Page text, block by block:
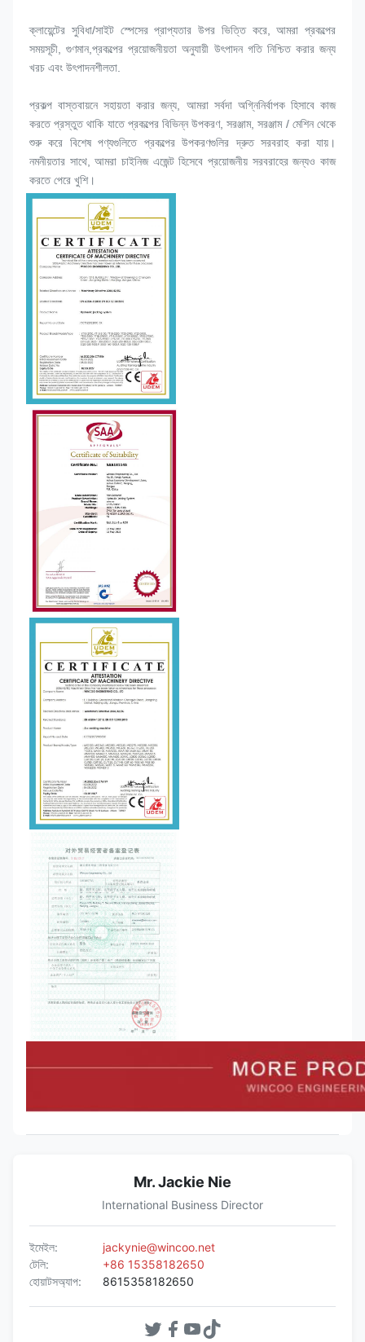
ক্লায়েন্টের সুবিধা/সাইট স্পেসের প্রাপ্যতার উপর ভিত্তি করে, আমরা প্রকল্পের
সময়সূচী, গুণমান,প্রকল্পের প্রয়োজনীয়তা অনুযায়ী উৎপাদন গতি নিশ্চিত করার জন্য
খরচ এবং উৎপাদনশীলতা.
প্রকল্প বাস্তবায়নে সহায়তা করার জন্য, আমরা সর্বদা অগ্নিনির্বাপক হিসাবে কাজ
করতে প্রস্তুত থাকি যাতে প্রকল্পের বিভিন্ন উপকরণ, সরঞ্জাম, সরঞ্জাম / মেশিন থেকে
শুরু করে বিশেষ পণ্যগুলিতে প্রকল্পের উপকরণগুলির দ্রুত সরবরাহ করা যায়।
নমনীয়তার সাথে, আমরা চাইনিজ এজেন্ট হিসেবে প্রয়োজনীয় সরবরাহের জন্যও কাজ
করতে পেরে খুশি।
Mr. Jackie Nie
International Business Director
ইমেইল:
jackynie@wincoo.net
টেলি:
+86 15358182650
হোয়াটসঅ্যাপ:
8615358182650